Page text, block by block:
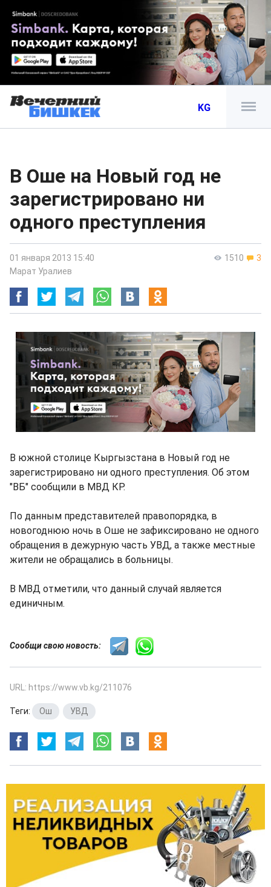
KG
В Оше на Новый год не
зарегистрировано ни
одного преступления
1510 3
01 января 2013 15:40
Марат Уралиев
В южной столице Кыргызстана в Новый год не
зарегистрировано ни одного преступления. Об этом
"ВБ" сообщили в МВД КР.
По данным представителей правопорядка, в
новогоднюю ночь в Оше не зафиксировано не одного
обращения в дежурную часть УВД, а также местные
жители не обращались в больницы.
В МВД отметили, что данный случай является
единичным.
Сообщи свою новость:
URL: https://www.vb.kg/211076
Теги: Ош УВД